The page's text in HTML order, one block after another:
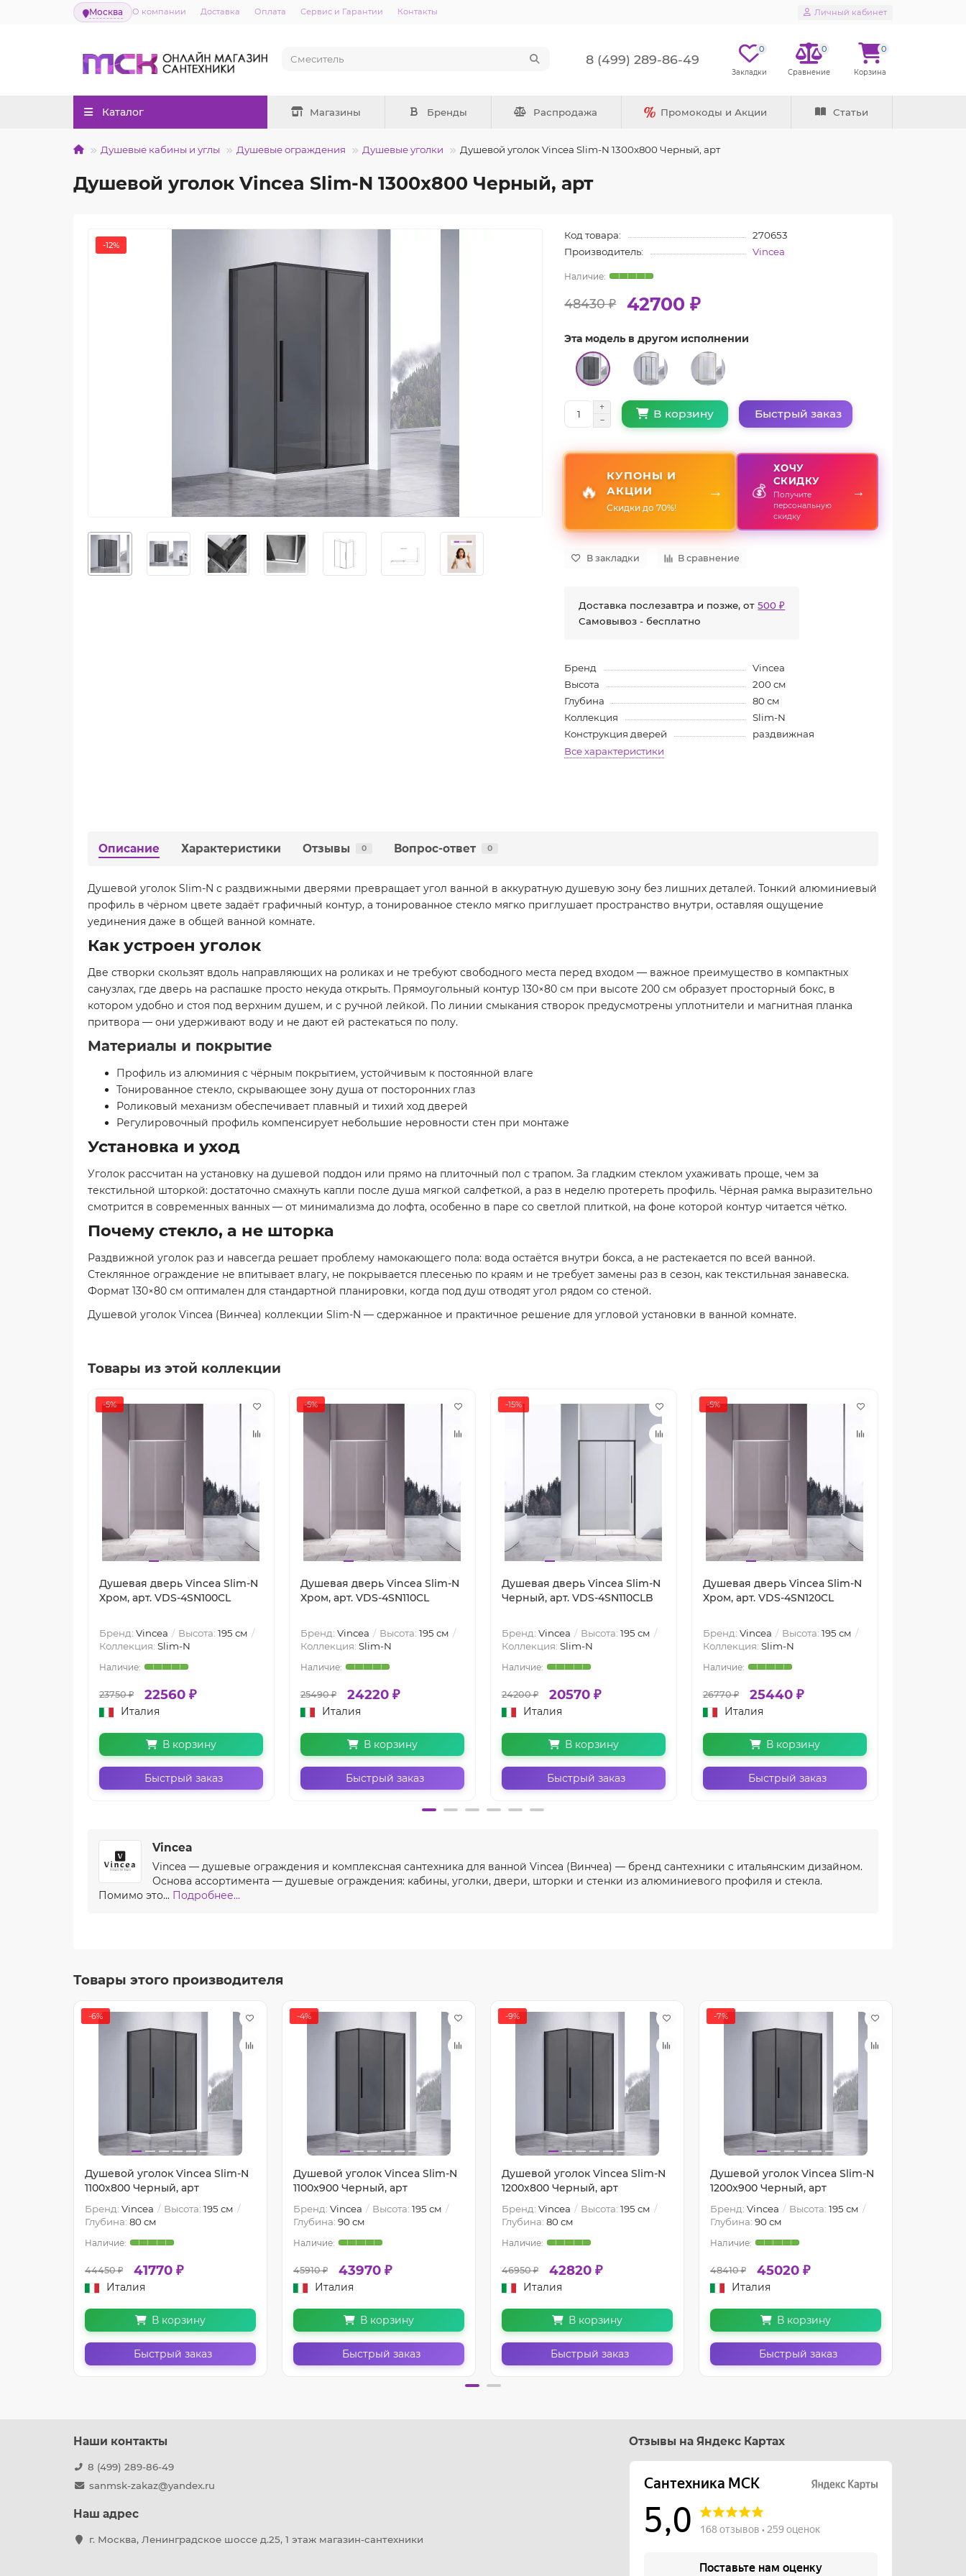
Москва О компании Доставка Оплата Сервис и Гарантии Контакты Личный кабинет
8 (499) 289-86-49
0 0 0
Каталог Магазины Бренды Распродажа Промокоды и Акции Статьи
Душевые кабины и углы Душевые ограждения Душевые уголки Душевой уголок Vincea Slim-N 1300x800 Черный, арт
Душевой уголок Vincea Slim-N 1300x800 Черный, арт
-12%
Код товара:
270653
Производитель:
Vincea
48430 ₽ 42700 ₽
Эта модель в другом исполнении
В корзину Быстрый заказ
🔥
КУПОНЫ И
АКЦИИ
Скидки до 70%!
→ 💰
ХОЧУ
СКИДКУ
Получите
персональную
скидку
→
В закладки В сравнение
Доставка послезавтра и позже, от500 ₽
Самовывоз - бесплатно
Бренд
Vincea
Высота
200 см
Глубина
80 см
Коллекция
Slim-N
Конструкция дверей
раздвижная
Все характеристики
Описание Характеристики Отзывы 0 Вопрос-ответ 0
Душевой уголок Slim-N с раздвижными дверями превращает угол ванной в аккуратную душевую зону без лишних деталей. Тонкий алюминиевый
профиль в чёрном цвете задаёт графичный контур, а тонированное стекло мягко приглушает пространство внутри, оставляя ощущение
уединения даже в общей ванной комнате.
Как устроен уголок
Две створки скользят вдоль направляющих на роликах и не требуют свободного места перед входом — важное преимущество в компактных
санузлах, где дверь на распашке просто некуда открыть. Прямоугольный контур 130×80 см при высоте 200 см образует просторный бокс, в
котором удобно и стоя под верхним душем, и с ручной лейкой. По линии смыкания створок предусмотрены уплотнители и магнитная планка
притвора — они удерживают воду и не дают ей растекаться по полу.
Материалы и покрытие
Профиль из алюминия с чёрным покрытием, устойчивым к постоянной влаге
Тонированное стекло, скрывающее зону душа от посторонних глаз
Роликовый механизм обеспечивает плавный и тихий ход дверей
Регулировочный профиль компенсирует небольшие неровности стен при монтаже
Установка и уход
Уголок рассчитан на установку на душевой поддон или прямо на плиточный пол с трапом. За гладким стеклом ухаживать проще, чем за
текстильной шторкой: достаточно смахнуть капли после душа мягкой салфеткой, а раз в неделю протереть профиль. Чёрная рамка выразительно
смотрится в современных ванных — от минимализма до лофта, особенно в паре со светлой плиткой, на фоне которой контур читается чётко.
Почему стекло, а не шторка
Раздвижной уголок раз и навсегда решает проблему намокающего пола: вода остаётся внутри бокса, а не растекается по всей ванной.
Стеклянное ограждение не впитывает влагу, не покрывается плесенью по краям и не требует замены раз в сезон, как текстильная занавеска.
Формат 130×80 см оптимален для стандартной планировки, когда под душ отводят угол рядом со стеной.
Душевой уголок Vincea (Винчеа) коллекции Slim-N — сдержанное и практичное решение для угловой установки в ванной комнате.
Товары из этой коллекции
-5%
Душевая дверь Vincea Slim-N
Хром, арт. VDS-4SN100CL
Бренд: Vincea Высота: 195 см
Коллекция: Slim-N
23750 ₽ 22560 ₽
Италия
В корзину
Быстрый заказ
-5%
Душевая дверь Vincea Slim-N
Хром, арт. VDS-4SN110CL
Бренд: Vincea Высота: 195 см
Коллекция: Slim-N
25490 ₽ 24220 ₽
Италия
В корзину
Быстрый заказ
-15%
Душевая дверь Vincea Slim-N
Черный, арт. VDS-4SN110CLB
Бренд: Vincea Высота: 195 см
Коллекция: Slim-N
24200 ₽ 20570 ₽
Италия
В корзину
Быстрый заказ
-5%
Душевая дверь Vincea Slim-N
Хром, арт. VDS-4SN120CL
Бренд: Vincea Высота: 195 см
Коллекция: Slim-N
26770 ₽ 25440 ₽
Италия
В корзину
Быстрый заказ
Vincea
Vincea — душевые ограждения и комплексная сантехника для ванной Vincea (Винчеа) — бренд сантехники с итальянским дизайном.
Основа ассортимента — душевые ограждения: кабины, уголки, двери, шторки и стенки из алюминиевого профиля и стекла.
Помимо это... Подробнее...
Товары этого производителя
-6%
Душевой уголок Vincea Slim-N
1100x800 Черный, арт
Бренд: Vincea Высота: 195 см
Глубина: 80 см
44450 ₽ 41770 ₽
Италия
В корзину
Быстрый заказ
-4%
Душевой уголок Vincea Slim-N
1100x900 Черный, арт
Бренд: Vincea Высота: 195 см
Глубина: 90 см
45910 ₽ 43970 ₽
Италия
В корзину
Быстрый заказ
-9%
Душевой уголок Vincea Slim-N
1200x800 Черный, арт
Бренд: Vincea Высота: 195 см
Глубина: 80 см
46950 ₽ 42820 ₽
Италия
В корзину
Быстрый заказ
-7%
Душевой уголок Vincea Slim-N
1200x900 Черный, арт
Бренд: Vincea Высота: 195 см
Глубина: 90 см
48410 ₽ 45020 ₽
Италия
В корзину
Быстрый заказ
Наши контакты
8 (499) 289-86-49
sanmsk-zakaz@yandex.ru
Наш адрес
г. Москва, Ленинградское шоссе д.25, 1 этаж магазин-сантехники
Отзывы на Яндекс Картах